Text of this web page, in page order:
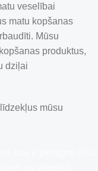
veselībai
matu kopšanas
Mūsu
produktus,
dziļai
mūsu